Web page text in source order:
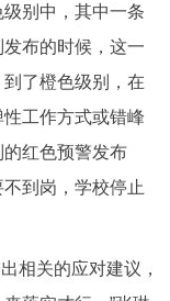
别中，其中一条
布的时候，这一
了橙色级别，在
工作方式或错峰
的红色预警发布
到岗，学校停止
相关的应对建议，